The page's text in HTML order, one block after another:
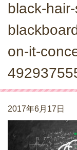
black-
on-it-
2017年6月17日